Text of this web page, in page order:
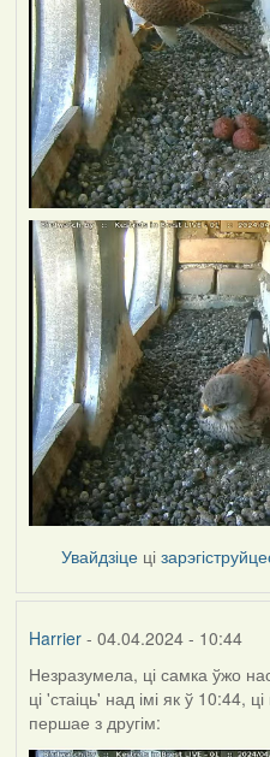
Увайдзіце ці
Harrier- 04.04.2024 - 10:44
Незразумела, ці самка ўжо
ці 'стаіць' над імі як ў 10:44,
першае з другім: